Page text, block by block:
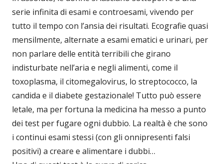
serie infinita di esami e controesami, vivendo per
tutto il tempo con l’ansia dei risultati. Ecografie quasi
mensilmente, alternate a esami ematici e urinari, per
non parlare delle entità terribili che girano
indisturbate nell’aria e negli alimenti, come il
toxoplasma, il citomegalovirus, lo streptococco, la
candida e il diabete gestazionale! Tutto può essere
letale, ma per fortuna la medicina ha messo a punto
dei test per fugare ogni dubbio. La realtà è che sono
i continui esami stessi (con gli onnipresenti falsi
positivi) a creare e alimentare i dubbi…